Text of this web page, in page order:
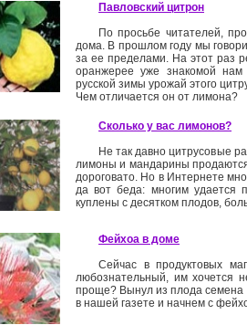
Павловский цитрон
По просьбе читателей,
дома. В прошлом году мы
за ее пределами. На этот раз
оранжерее уже знакомой
русской зимы урожай этого
Чем отличается он от лимона?
Сколько у вас лимонов?
Не так давно цитрусовые
лимоны и мандарины
дороговато. Но в Интернете
да вот беда: многим удается
куплены с десятком плодов,
Фейхоа в доме
Сейчас в продуктовых
любознательный, им хочется
проще? Вынул из плода семена
в нашей газете и начнем с